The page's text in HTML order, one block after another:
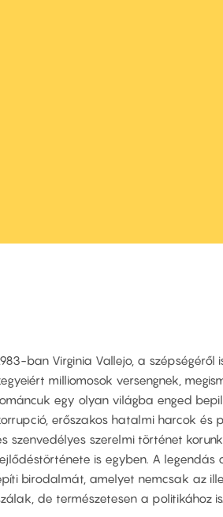
ban Virginia Vallejo, a szépségéről
milliomosok versengnek,
egy olyan világba enged
erőszakos hatalmi harcok és
szenvedélyes szerelmi történet
is egyben. A legendás
birodalmát, amelyet nemcsak az
de természetesen a politikához